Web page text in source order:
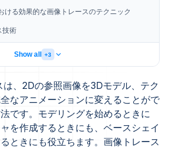
、2Dの参照画像を3Dモデル、テク
なアニメーションに変えることがで
です。モデリングを始めるときに
を作成するときにも、ベースシェイ
ときにも役立ちます。画像トレース
ける効果的な画像トレースのテクニック
技術
Show all +3